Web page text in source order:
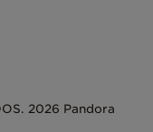
2026 Pandora